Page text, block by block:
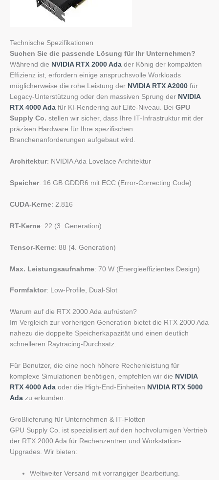
Technische Spezifikationen
Suchen Sie die passende Lösung für Ihr Unternehmen?
Während die NVIDIA RTX 2000 Ada der König der kompakten
Effizienz ist, erfordern einige anspruchsvolle Workloads
möglicherweise die rohe Leistung der NVIDIA RTX A2000 für
Legacy-Unterstützung oder den massiven Sprung der NVIDIA
RTX 4000 Ada für KI-Rendering auf Elite-Niveau. Bei GPU
Supply Co. stellen wir sicher, dass Ihre IT-Infrastruktur mit der
präzisen Hardware für Ihre spezifischen
Branchenanforderungen aufgebaut wird.
Architektur: NVIDIA Ada Lovelace Architektur
Speicher: 16 GB GDDR6 mit ECC (Error-Correcting Code)
CUDA-Kerne: 2.816
RT-Kerne: 22 (3. Generation)
Tensor-Kerne: 88 (4. Generation)
Max. Leistungsaufnahme: 70 W (Energieeffizientes Design)
Formfaktor: Low-Profile, Dual-Slot
Warum auf die RTX 2000 Ada aufrüsten?
Im Vergleich zur vorherigen Generation bietet die RTX 2000 Ada
nahezu die doppelte Speicherkapazität und einen deutlich
schnelleren Raytracing-Durchsatz.
Für Benutzer, die eine noch höhere Rechenleistung für
komplexe Simulationen benötigen, empfehlen wir die NVIDIA
RTX 4000 Ada oder die High-End-Einheiten NVIDIA RTX 5000
Ada zu erkunden.
Großlieferung für Unternehmen & IT-Flotten
GPU Supply Co. ist spezialisiert auf den hochvolumigen Vertrieb
der RTX 2000 Ada für Rechenzentren und Workstation-
Upgrades. Wir bieten:
Weltweiter Versand mit vorrangiger Bearbeitung.